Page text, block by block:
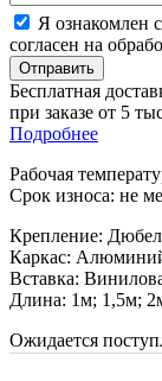
Я ознакомлен с
согласен на
Отправить
Бесплатная
при заказе от 5
Подробнее
Рабочая
Срок износа: не
Крепление:
Каркас:
Вставка:
Длина: 1м; 1,5м;
Ожидается